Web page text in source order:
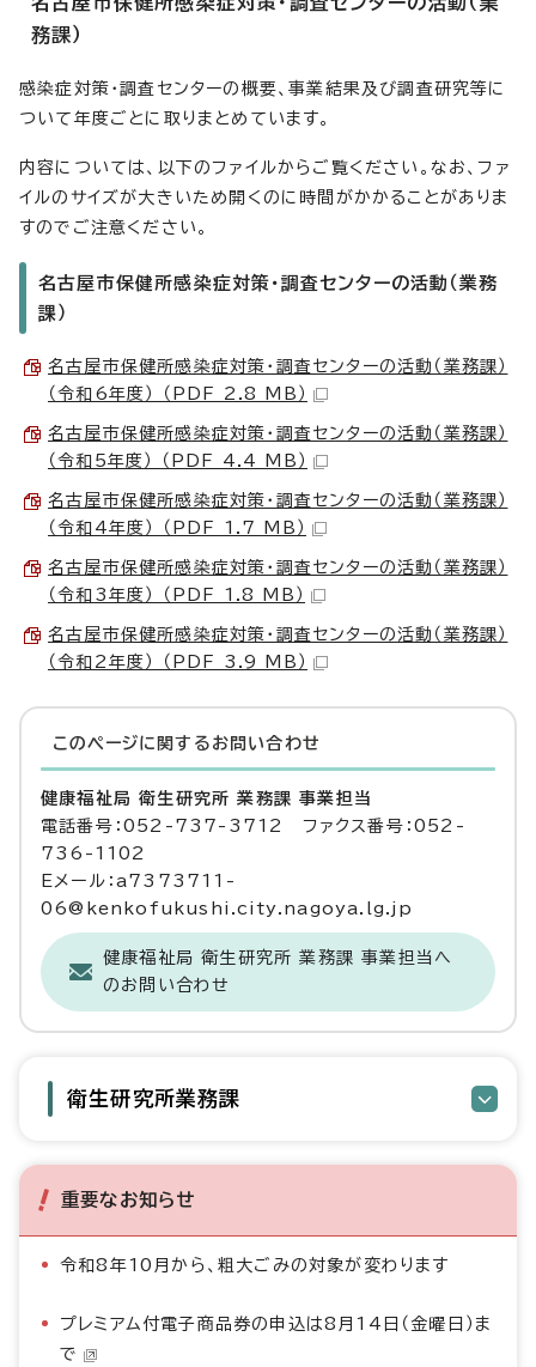
務課）
感染症対策・調査センターの概要、事業結果及び調査研究等に
ついて年度ごとに取りまとめています。
内容については、以下のファイルからご覧ください。なお、ファ
イルのサイズが大きいため開くのに時間がかかることがありま
すのでご注意ください。
名古屋市保健所感染症対策・調査センターの活動（業務
課）
名古屋市保健所感染症対策・調査センターの活動（業務課）
（令和6年度） （PDF 2.8 MB）
名古屋市保健所感染症対策・調査センターの活動（業務課）
（令和5年度） （PDF 4.4 MB）
名古屋市保健所感染症対策・調査センターの活動（業務課）
（令和4年度） （PDF 1.7 MB）
名古屋市保健所感染症対策・調査センターの活動（業務課）
（令和3年度） （PDF 1.8 MB）
名古屋市保健所感染症対策・調査センターの活動（業務課）
（令和2年度） （PDF 3.9 MB）
このページに関する お問い合わせ
健康福祉局 衛生研究所 業務課 事業担当
電話番号：052-737-3712 ファクス番号：052-
736-1102
Eメール：a7373711-
06@kenkofukushi.city.nagoya.lg.jp
健康福祉局 衛生研究所 業務課 事業担当へ
のお問い合わせ
衛生研究所業務課
重要なお知らせ
令和8年10月から、粗大ごみの対象が変わります
プレミアム付電子商品券の申込は8月14日（金曜日）ま
で